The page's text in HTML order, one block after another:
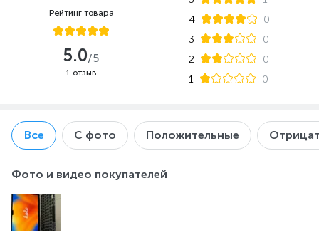
Все С фото Положительные
Фото и видео покупателей
Рейтинг товара
5.0/5
1 отзыв
4
0
3
0
2
0
1
0